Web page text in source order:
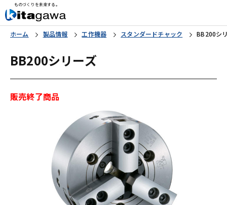
ものづくりを未来する。
ホーム 製品情報 工作機器 スタンダードチャック BB200シ
BB200シリーズ
販売終了商品